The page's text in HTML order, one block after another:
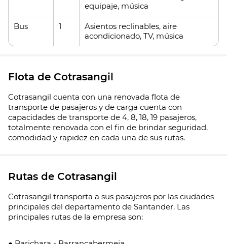
equipaje, música
Bus 1
Asientos reclinables, aire
acondicionado, TV, música
Flota de Cotrasangil
Cotrasangil cuenta con una renovada flota de
transporte de pasajeros y de carga cuenta con
capacidades de transporte de 4, 8, 18, 19 pasajeros,
totalmente renovada con el fin de brindar seguridad,
comodidad y rapidez en cada una de sus rutas.
Rutas de Cotrasangil
Cotrasangil transporta a sus pasajeros por las ciudades
principales del departamento de Santander. Las
principales rutas de la empresa son: